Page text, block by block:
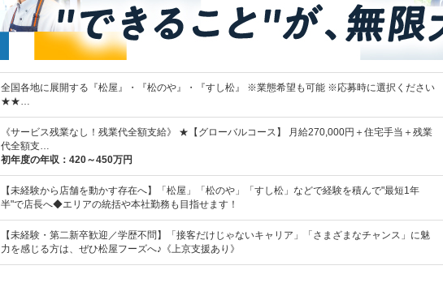
全国各地に展開する『松屋』・『松のや』・『すし松』 ※業態希望も可能 ※応募時に選択ください
★★…
《サービス残業なし！残業代全額支給》 ★【グローバルコース】 月給270,000円＋住宅手当＋残業
代全額支…
初年度の年収： 420～450万円
【未経験から店舗を動かす存在へ】「松屋」「松のや」「すし松」などで経験を積んで"最短1年
半"で店長へ◆エリアの統括や本社勤務も目指せます！
【未経験・第二新卒歓迎／学歴不問】「接客だけじゃないキャリア」「さまざまなチャンス」に魅
力を感じる方は、ぜひ松屋フーズへ♪《上京支援あり》